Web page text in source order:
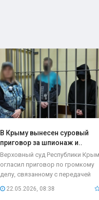
В Крыму вынесен суровый
приговор за шпионаж и..
Верховный суд Республики Крым
огласил приговор по громкому
делу, связанному с передачей
22.05.2026, 08:38